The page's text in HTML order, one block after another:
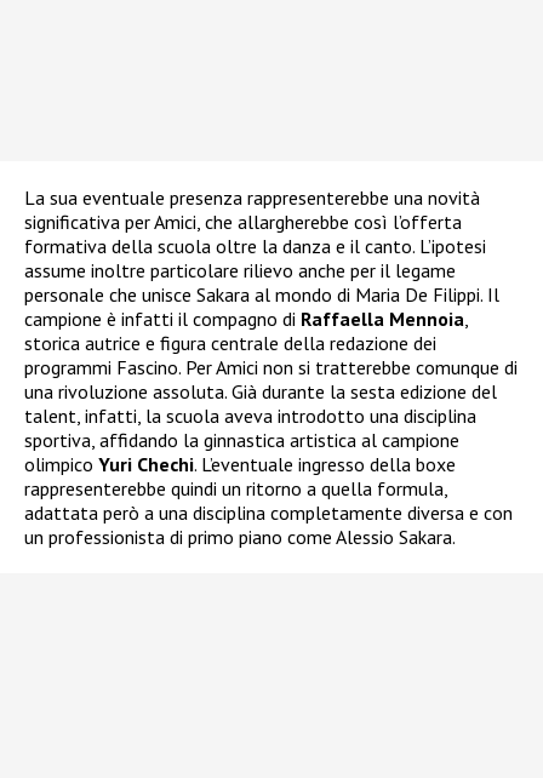
La sua eventuale presenza rappresenterebbe una novità
significativa per Amici, che allargherebbe così l’offerta
formativa della scuola oltre la danza e il canto. L’ipotesi
assume inoltre particolare rilievo anche per il legame
personale che unisce Sakara al mondo di Maria De Filippi. Il
campione è infatti il compagno di Raffaella Mennoia
storica autrice e figura centrale della redazione dei
programmi Fascino. Per Amici non si tratterebbe comunque di
una rivoluzione assoluta. Già durante la sesta edizione del
talent, infatti, la scuola aveva introdotto una disciplina
sportiva, affidando la ginnastica artistica al campione
olimpico Yuri Chechi. L’eventuale ingresso della boxe
rappresenterebbe quindi un ritorno a quella formula,
adattata però a una disciplina completamente diversa e con
un professionista di primo piano come Alessio Sakara.